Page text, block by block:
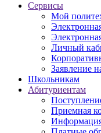
Сервисы
Мой
Личный
Заявление
Школьникам
Абитуриентам
Приемная